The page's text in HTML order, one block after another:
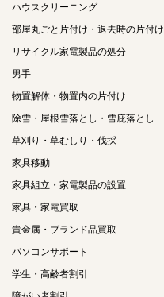
ハウスクリーニング
部屋丸ごと片付け・退去時の片付け
リサイクル家電製品の処分
男手
物置解体・物置内の片付け
除雪・屋根雪落とし・雪庇落とし
草刈り・草むしり・伐採
家具移動
家具組立・家電製品の設置
家具・家電買取
貴金属・ブランド品買取
パソコンサポート
学生・高齢者割引